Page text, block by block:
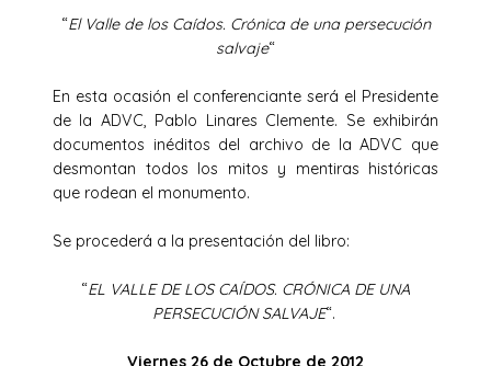
“El Valle de los Caídos. Crónica de una persecución
salvaje“
En esta ocasión el conferenciante será el Presidente
de la ADVC, Pablo Linares Clemente. Se exhibirán
documentos inéditos del archivo de la ADVC que
desmontan todos los mitos y mentiras históricas
que rodean el monumento.
Se procederá a la presentación del libro:
“EL VALLE DE LOS CAÍDOS. CRÓNICA DE UNA
PERSECUCIÓN SALVAJE“.
Viernes 26 de Octubre de 2012